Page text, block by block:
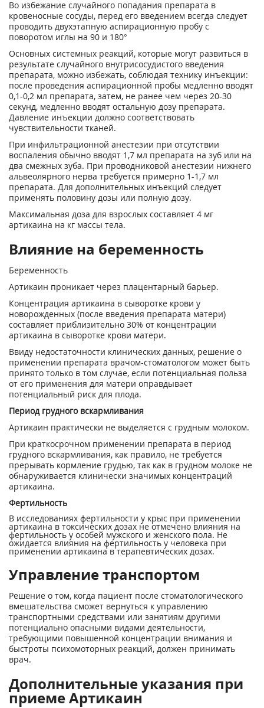
Во избежание случайного попадания препарата в
кровеносные сосуды, перед его введением всегда следует
проводить двухэтапную аспирационную пробу с
поворотом иглы на 90 и 180°
Основных системных реакций, которые могут развиться в
результате случайного внутрисосудистого введения
препарата, можно избежать, соблюдая технику инъекции:
после проведения аспирационной пробы медленно вводят
0,1-0,2 мл препарата, затем, не ранее чем через 20-30
секунд, медленно вводят остальную дозу препарата.
Давление инъекции должно соответствовать
чувствительности тканей.
При инфильтрационной анестезии при отсутствии
воспаления обычно вводят 1,7 мл препарата на зуб или на
два смежных зуба. При проводниковой анестезии нижнего
альвеолярного нерва требуется примерно 1-1,7 мл
препарата. Для дополнительных инъекций следует
применять половину дозы или полную дозу.
Максимальная доза для взрослых составляет 4 мг
артикаина на кг массы тела.
Влияние на беременность
Беременность
Артикаин проникает через плацентарный барьер.
Концентрация артикаина в сыворотке крови у
новорожденных (после введения препарата матери)
составляет приблизительно 30% от концентрации
артикаина в сыворотке крови матери.
Ввиду недостаточности клинических данных, решение о
применении препарата врачом-стоматологом может быть
принято только в том случае, если потенциальная польза
от его применения для матери оправдывает
потенциальный риск для плода.
Период грудного вскармливания
Артикаин практически не выделяется с грудным молоком.
При краткосрочном применении препарата в период
грудного вскармливания, как правило, не требуется
прерывать кормление грудью, так как в грудном молоке не
обнаруживается клинически значимых концентраций
артикаина.
Фертильность
В исследованиях фертильности у крыс при применении
артикаина в токсических дозах не отмечено влияния на
фертильность у особей мужского и женского пола. Не
ожидается влияния на фертильность у человека при
применении артикаина в терапевтических дозах.
Управление транспортом
Решение о том, когда пациент после стоматологического
вмешательства сможет вернуться к управлению
транспортными средствами или занятиям другими
потенциально опасными видами деятельности,
требующими повышенной концентрации внимания и
быстроты психомоторных реакций, должен принимать
врач.
Дополнительные указания при
приеме Артикаин